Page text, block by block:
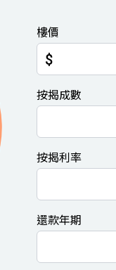
樓價
$
按揭成數
按揭利率
還款年期